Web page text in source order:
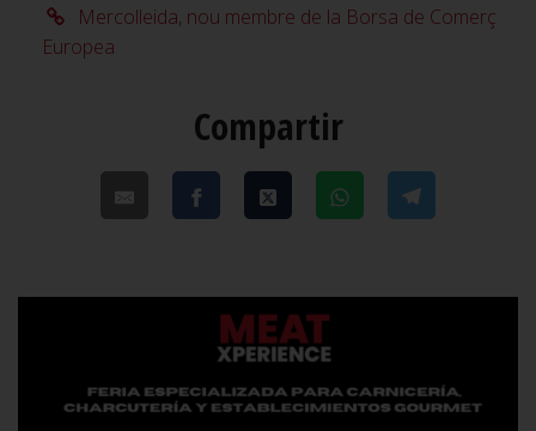
Mercolleida, nou membre de la Borsa de Comerç
Europea
Compartir